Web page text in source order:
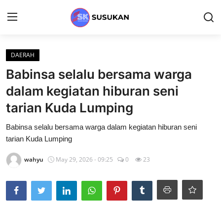
Login
Home
DAERAH
Gallery
DAERAH
Babinsa selalu bersama warga
dalam kegiatan hiburan seni
tarian Kuda Lumping
Babinsa selalu bersama warga dalam kegiatan hiburan seni
tarian Kuda Lumping
wahyu May 29, 2026 - 09:25 0 23